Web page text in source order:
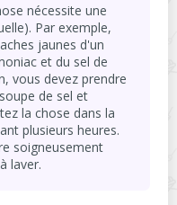
nécessite une
Par exemple,
jaunes d'un
et du sel de
vous devez prendre
de sel et
la chose dans la
plusieurs heures.
soigneusement
laver.